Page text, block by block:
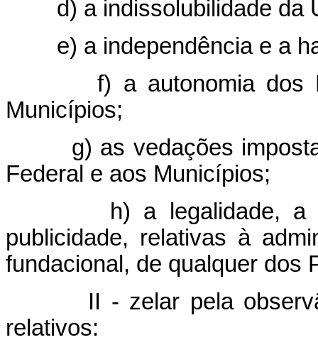
d) a indissolubilidade da
e) a independência e a
f) a autonomia dos
Municípios;
g) as vedações
Federal e aos Municípios;
h) a legalidade, a
publicidade, relativas à
fundacional, de qualquer dos
II - zelar pela
relativos: